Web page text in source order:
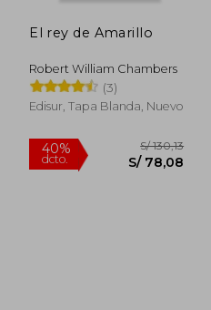
S/ 92,15
El rey de Amarillo
Robert William Chambers
(3)
Edisur, Tapa Blanda, Nuevo